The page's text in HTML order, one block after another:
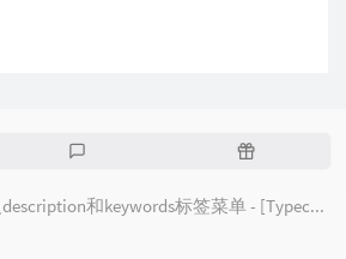
评
随
文
SEO优化之增加自定义description和keywords标签菜单 - [Typecho/Handsome]